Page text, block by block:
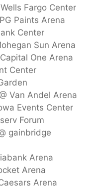
Fargo Center
Paints Arena
Center
Sun Arena
One Arena
Center
Van Andel Arena
Events Center
Forum
gainbridge
Arena
Arena
Arena